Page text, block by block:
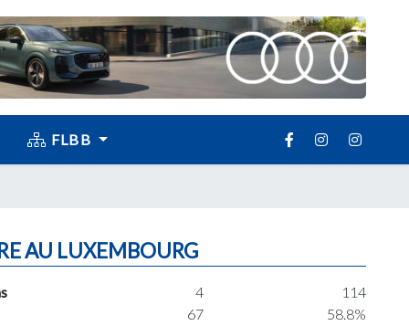
FLBB
AU LUXEMBOURG
4
114
67
58.8%